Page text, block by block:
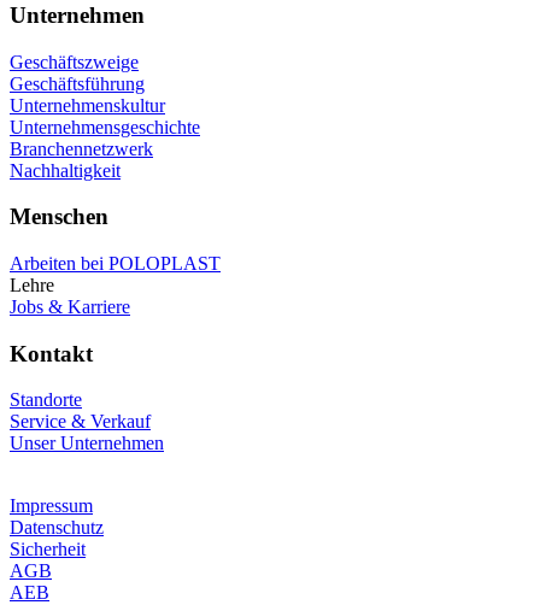
Unternehmen
Geschäftszweige
Geschäftsführung
Unternehmenskultur
Unternehmensgeschichte
Branchennetzwerk
Nachhaltigkeit
Menschen
Arbeiten bei POLOPLAST
Lehre
Jobs & Karriere
Kontakt
Standorte
Service & Verkauf
Unser Unternehmen
Impressum
Datenschutz
Sicherheit
AGB
AEB